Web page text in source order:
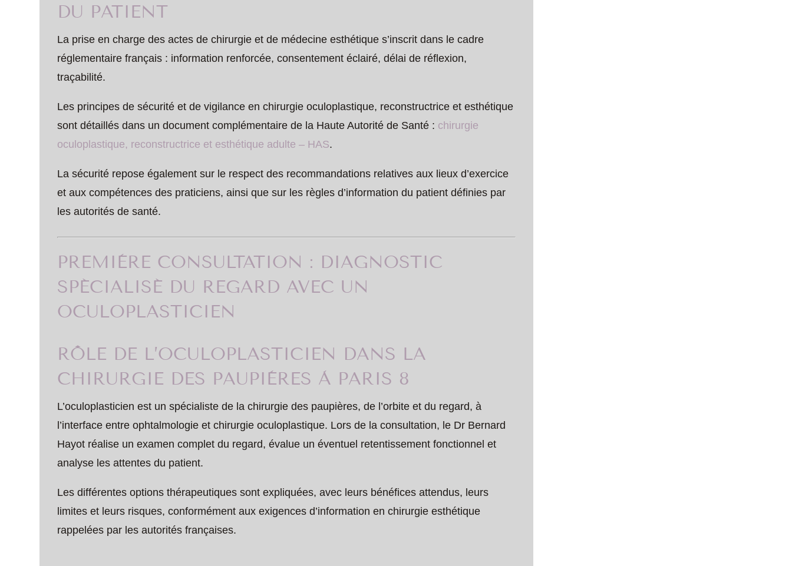
DU PATIENT
La prise en charge des actes de chirurgie et de médecine esthétique s’inscrit dans le cadre
réglementaire français : information renforcée, consentement éclairé, délai de réflexion,
traçabilité.
Les principes de sécurité et de vigilance en chirurgie oculoplastique, reconstructrice et esthétique
sont détaillés dans un document complémentaire de la Haute Autorité de Santé : chirurgie
oculoplastique, reconstructrice et esthétique adulte – HAS.
La sécurité repose également sur le respect des recommandations relatives aux lieux d’exercice
et aux compétences des praticiens, ainsi que sur les règles d’information du patient définies par
les autorités de santé.
PREMIÈRE CONSULTATION : DIAGNOSTIC
SPÉCIALISÉ DU REGARD AVEC UN
OCULOPLASTICIEN
RÔLE DE L’OCULOPLASTICIEN DANS LA
CHIRURGIE DES PAUPIÈRES À PARIS 8
L’oculoplasticien est un spécialiste de la chirurgie des paupières, de l’orbite et du regard, à
l’interface entre ophtalmologie et chirurgie oculoplastique. Lors de la consultation, le Dr Bernard
Hayot réalise un examen complet du regard, évalue un éventuel retentissement fonctionnel et
analyse les attentes du patient.
Les différentes options thérapeutiques sont expliquées, avec leurs bénéfices attendus, leurs
limites et leurs risques, conformément aux exigences d’information en chirurgie esthétique
rappelées par les autorités françaises.